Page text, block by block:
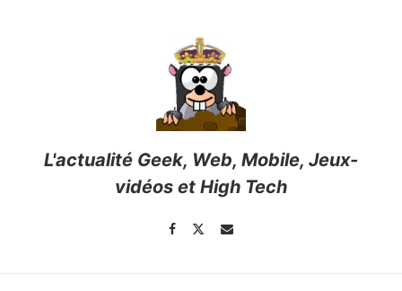
L'actualité Geek, Web, Mobile, Jeux-
vidéos et High Tech